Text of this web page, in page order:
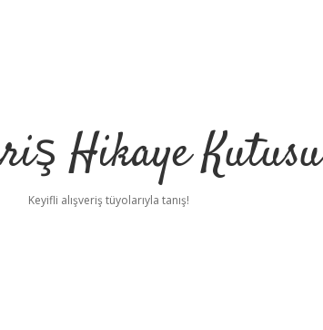
Hikaye Kutusu
Keyifli alışveriş tüyolarıyla tanış!